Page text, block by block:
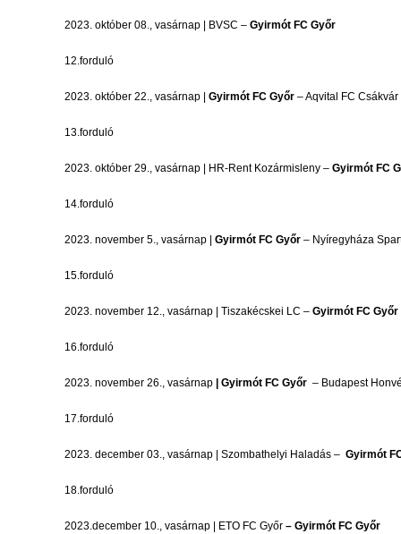
2023. október 08., vasárnap | BVSC – Gyirmót FC Győr
12.forduló
2023. október 22., vasárnap | Gyirmót FC Győr – Aqvital FC Csákvár
13.forduló
2023. október 29., vasárnap | HR-Rent Kozármisleny – Gyirmót FC
14.forduló
2023. november 5., vasárnap | Gyirmót FC Győr – Nyíregyháza
15.forduló
2023. november 12., vasárnap | Tiszakécskei LC – Gyirmót FC Győr
16.forduló
2023. november 26., vasárnap | Gyirmót FC Győr – Budapest
17.forduló
2023. december 03., vasárnap | Szombathelyi Haladás – Gyirmót
18.forduló
2023.december 10., vasárnap | ETO FC Győr – Gyirmót FC Győr